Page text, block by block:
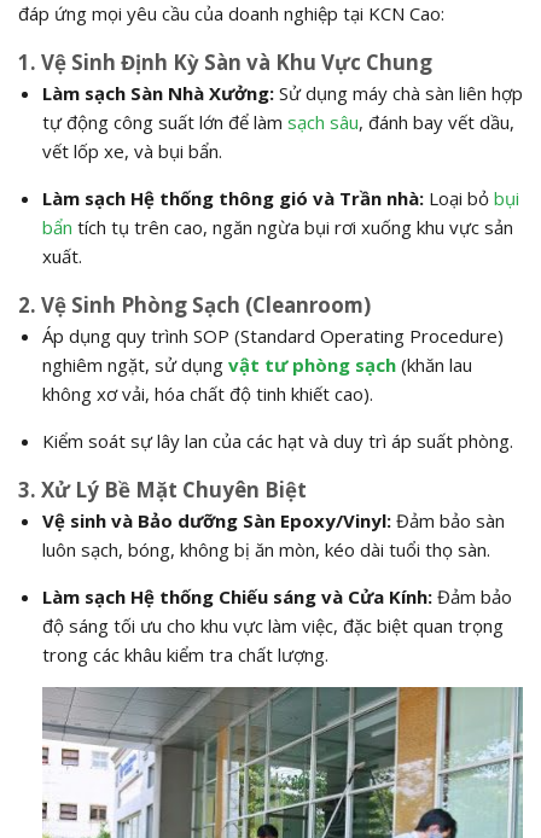
đáp ứng mọi yêu cầu của doanh nghiệp tại KCN Cao:
1. Vệ Sinh Định Kỳ Sàn và Khu Vực Chung
Làm sạch Sàn Nhà Xưởng:Sử dụng máy chà sàn liên hợp
tự động công suất lớn để làm sạch sâu, đánh bay vết dầu,
vết lốp xe, và bụi bẩn.
Làm sạch Hệ thống thông gió và Trần nhà:Loại bỏbụi
bẩn tích tụ trên cao, ngăn ngừa bụi rơi xuống khu vực sản
xuất.
2. Vệ Sinh Phòng Sạch (Cleanroom)
Áp dụng quy trình SOP (Standard Operating Procedure)
nghiêm ngặt, sử dụng vật tư phòng sạch (khăn lau
không xơ vải, hóa chất độ tinh khiết cao).
Kiểm soát sự lây lan của các hạt và duy trì áp suất phòng.
3. Xử Lý Bề Mặt Chuyên Biệt
Vệ sinh và Bảo dưỡng Sàn Epoxy/Vinyl:Đảm bảo sàn
luôn sạch, bóng, không bị ăn mòn, kéo dài tuổi thọ sàn.
Làm sạch Hệ thống Chiếu sáng và Cửa Kính:Đảm bảo
độ sáng tối ưu cho khu vực làm việc, đặc biệt quan trọng
trong các khâu kiểm tra chất lượng.